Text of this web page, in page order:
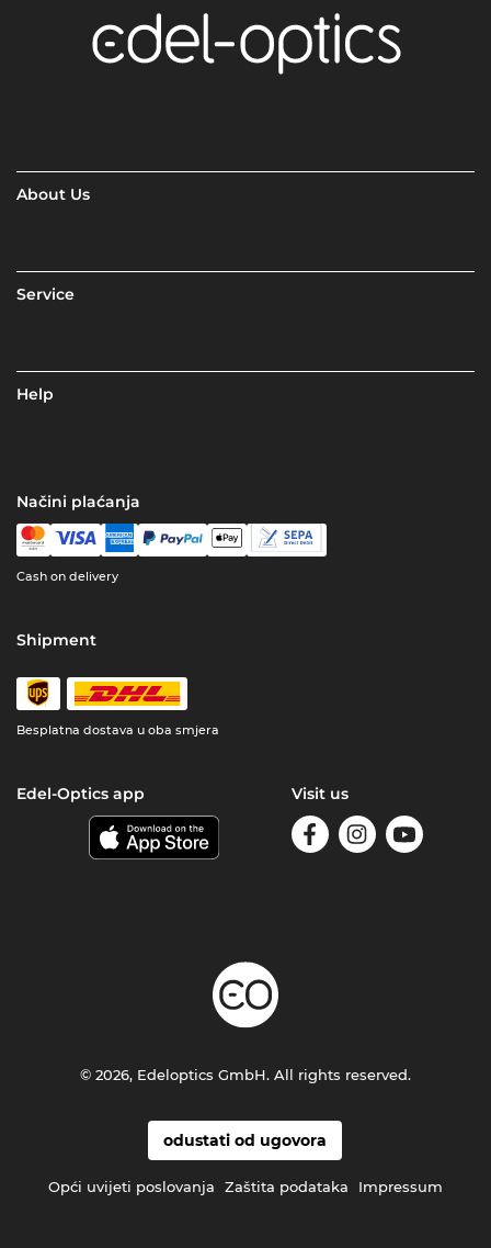
About Us
Service
Help
Načini plaćanja
Cash on delivery
Shipment
Besplatna dostava u oba smjera
Edel-Optics app Visit us
odustati od ugovora
Opći uvijeti poslovanja Zaštita podataka Impressum
© 2026, Edeloptics GmbH. All rights reserved.